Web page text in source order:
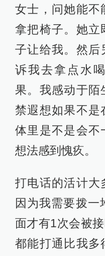
女士，问她能不
拿把椅子。她立
子让给我。然后
诉我去拿点水
果。我感动于陌
禁遐想如果不是
体里是不是会不
想法感到愧疚。
打电话的活计大
因为我需要拨一
面才有1次会被
都能打通比我多